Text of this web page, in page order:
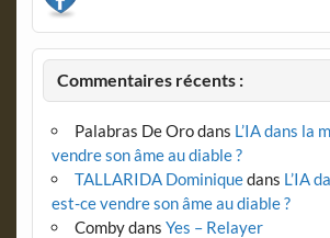
Commentaires récents :
Palabras De Orodans L’IA dans la
vendre son âme au diable ?
TALLARIDA Dominiquedans L’IA
est-ce vendre son âme au diable ?
Combydans Yes – Relayer